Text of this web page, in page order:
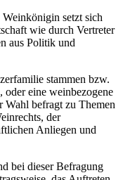
setzt sich
wie durch Vertreter
aus Politik und
stammen bzw.
oder eine weinbezogene
Wahl befragt zu Themen
der
Anliegen und
bei dieser Befragung